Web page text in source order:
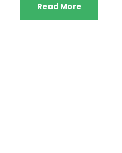
Read More